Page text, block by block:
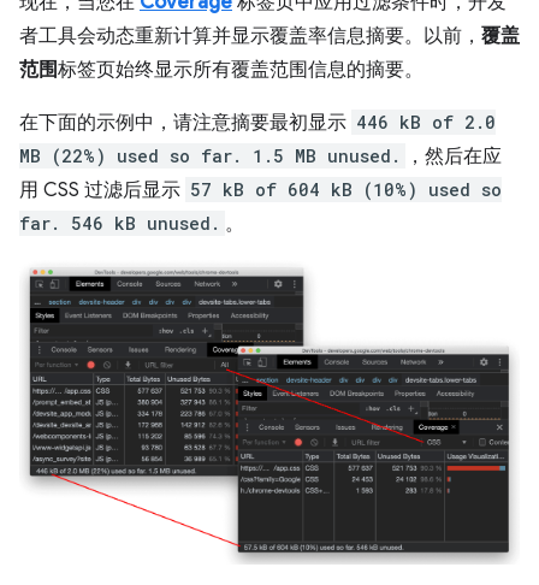
者工具会动态重新计算并显示覆盖率信息摘要。以前， 覆盖
范围标签页始终显示所有覆盖范围信息的摘要。
在下面的示例中，请注意摘要最初显示 446 kB of 2.0
MB (22%) used so far. 1.5 MB unused.
，然后在应
用 CSS 过滤后显示 57 kB of 604 kB (10%) used so
far. 546 kB unused. 。